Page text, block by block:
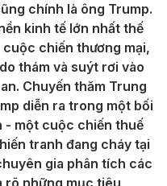
chính là ông Trump.
kinh tế lớn nhất thế
chiến thương mại,
thám và suýt rơi vào
Chuyến thăm Trung
diễn ra trong một bối
- một cuộc chiến thuế
tranh đang cháy tại
gia phân tích các
rõ những mục tiêu